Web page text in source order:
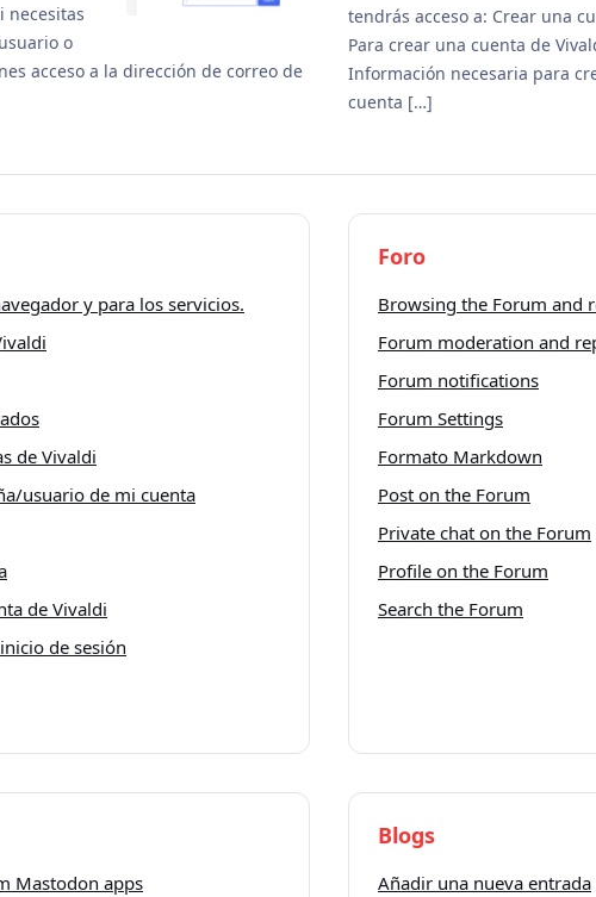
necesitas
o
acceso a la dirección de correo de
tendrás acceso a: Crear una
Para crear una cuenta de
Información necesaria para
cuenta […]
y para los servicios.
de Vivaldi
usuario de mi cuenta
de Vivaldi
de sesión
Foro
Browsing the Forum and
Forum moderation and
Forum notifications
Forum Settings
Formato Markdown
Post on the Forum
Private chat on the Forum
Profile on the Forum
Search the Forum
Mastodon apps
Blogs
Añadir una nueva entrada